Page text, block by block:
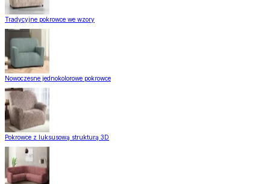
Tradycyjne pokrowce we wzory
Nowoczesne jednokolorowe pokrowce
Pokrowce z luksusową strukturą 3D